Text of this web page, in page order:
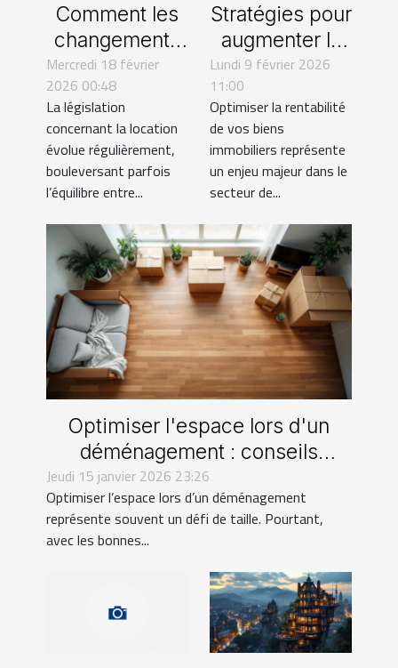
Comment les
changements
récents
affectent-ils
les droits des
locataires ?
Mercredi 18 février
2026 00:48
La législation
concernant la location
évolue régulièrement,
bouleversant parfois
l’équilibre entre...
Stratégies pour
augmenter la
rentabilité de
vos biens
immobiliers
Lundi 9 février 2026
11:00
Optimiser la rentabilité
de vos biens
immobiliers représente
un enjeu majeur dans le
secteur de...
Optimiser l'espace lors d'un
déménagement : conseils
pratiques
Jeudi 15 janvier 2026 23:26
Optimiser l’espace lors d’un déménagement
représente souvent un défi de taille. Pourtant,
avec les bonnes...